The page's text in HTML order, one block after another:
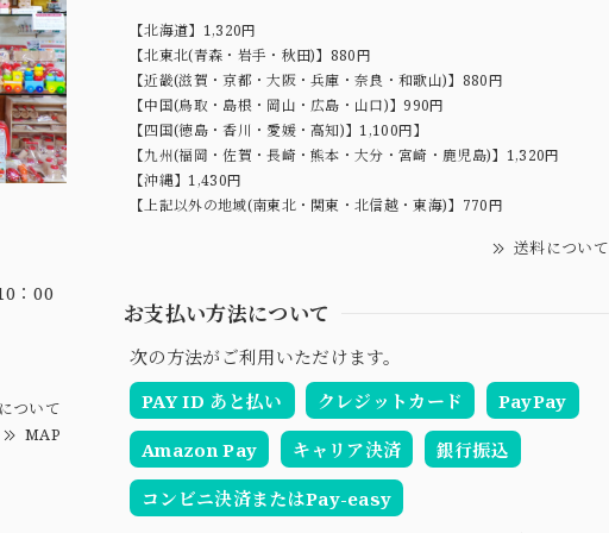
：00
ついて
MAP
【北海道】1,320円
【北東北(青森・岩手・秋田)】880円
【近畿(滋賀・京都・大阪・兵庫・奈良・和歌山)】880円
【中国(鳥取・島根・岡山・広島・山口)】990円
【四国(徳島・香川・愛媛・高知)】1,100円】
【九州(福岡・佐賀・長崎・熊本・大分・宮崎・鹿児島)】1,320円
【沖縄】1,430円
【上記以外の地域(南東北・関東・北信越・東海)】770円
送料について
お支払い方法について
次の方法がご利用いただけます。
PAY ID あと払い
クレジットカード PayPay
Amazon Pay キャリア決済 銀行振込
コンビニ決済またはPay-easy